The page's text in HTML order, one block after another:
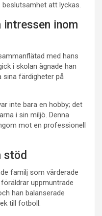
beslutsamhet att lyckas.
inom
med hans
i skolan ägnade han
sina färdigheter på
inte bara en hobby; det
i sin miljö. Denna
mot en professionell
stöd
familj som värderade
uppmuntrade
han balanserade
till fotboll.